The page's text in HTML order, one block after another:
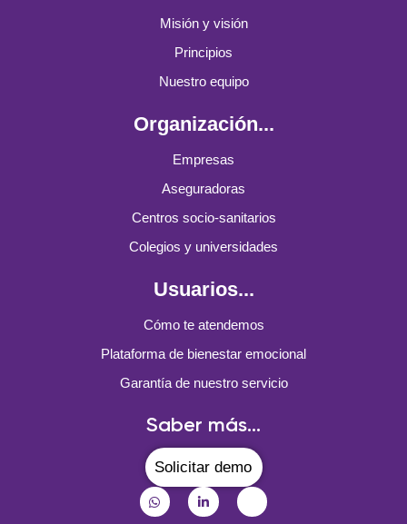
Misión y visión
Principios
Nuestro equipo
Organización...
Empresas
Aseguradoras
Centros socio-sanitarios
Colegios y universidades
Usuarios...
Cómo te atendemos
Plataforma de bienestar emocional
Garantía de nuestro servicio
Saber más...
Solicitar demo